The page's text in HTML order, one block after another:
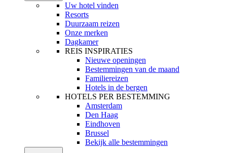
Uw hotel vinden
Resorts
Duurzaam reizen
Onze merken
Dagkamer
REIS INSPIRATIES
Nieuwe openingen
Bestemmingen van de maand
Familiereizen
Hotels in de bergen
HOTELS PER BESTEMMING
Amsterdam
Den Haag
Eindhoven
Brussel
Bekijk alle bestemmingen